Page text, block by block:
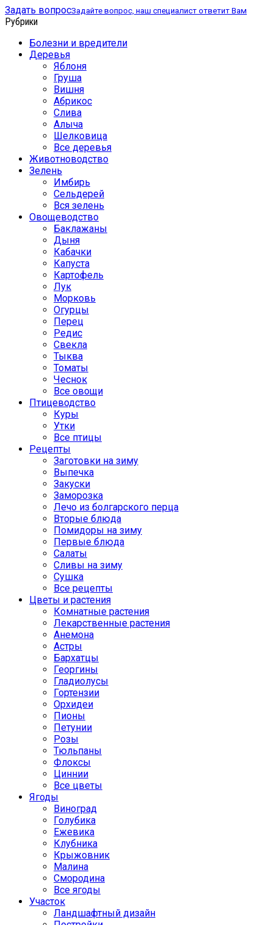
Задать вопросЗадайте вопрос, наш специалист ответит Вам
Рубрики
Болезни и вредители
Деревья
Яблоня
Груша
Вишня
Абрикос
Слива
Алыча
Шелковица
Все деревья
Животноводство
Зелень
Имбирь
Сельдерей
Вся зелень
Овощеводство
Баклажаны
Дыня
Кабачки
Капуста
Картофель
Лук
Морковь
Огурцы
Перец
Редис
Свекла
Тыква
Томаты
Чеснок
Все овощи
Птицеводство
Куры
Утки
Все птицы
Рецепты
Заготовки на зиму
Выпечка
Закуски
Заморозка
Лечо из болгарского перца
Вторые блюда
Помидоры на зиму
Первые блюда
Салаты
Сливы на зиму
Сушка
Все рецепты
Цветы и растения
Комнатные растения
Лекарственные растения
Анемона
Астры
Бархатцы
Георгины
Гладиолусы
Гортензии
Орхидеи
Пионы
Петунии
Розы
Тюльпаны
Флоксы
Циннии
Все цветы
Ягоды
Виноград
Голубика
Ежевика
Клубника
Крыжовник
Малина
Смородина
Все ягоды
Участок
Ландшафтный дизайн